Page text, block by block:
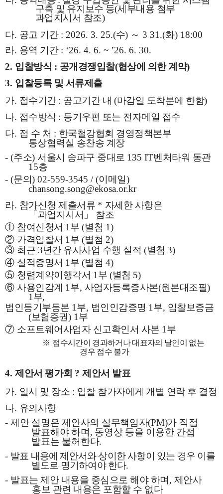
구축 및 유지보수 등(세부내용 첨부
과업지시서 참조)
다. 공고 기간 : 2026. 3. 25.(수) ～ 3 31.(화) 18:00
라. 용역 기간 : ‘26. 4. 6. ~ ’26. 6. 30.
2. 입찰방식 : 공개경쟁입찰(협상에 의한 계약)
3. 입찰등록 및 서류제출
가. 접수기간 : 공고기간 내 (마감일 도착분에 한함)
나. 접수방식 : 등기우편 또는 전자메일 접수
다. 접 수 처 : 한국철강협회 경영정책본부
통상협력실 송찬송 계장
- (주소) 서울시 송파구 중대로 135 IT벤처타워 동관
15층
- (문의) 02-559-3545 / (이메일)
chansong.song@ekosa.or.kr
라. 참가신청 제출서류 * 자세한 사항은
「 과업지시서 」 참조
① 참여신청서 1 부 (별첨 1)
② 가격입찰서 1 부 (별첨 2)
③ 최근 3년간 유사사업 수행 실적 (별첨 3)
④ 실적증명서 1 부 (별첨 4)
⑤ 청렴계약이행각서 1 부 (별첨 5)
⑥ 사용인감계 1 부, 사업자등록증사본(원본대조필)
1 부,
법인등기부등본 1 부, 법인인감증명 1 부, 입찰보증금
(보험증권) 1 부
⑦ 소프트웨어사업자 신고확인서 사본 1 부
※ 접수시간이 경과하거나 대표자의 날인이 없는
경우 접수 불가
4. 제안서 평가회 ? 제안서 발표
가. 일시 및 장소 : 입찰 참가자에게 개별 연락 후 결정
나. 유의사항
- 제안 설명은 제안사의 실무책임자(PM)가 직접
발표해야 하며 , 동영상 등을 이용한 간접
발표는 불허한다.
- 발표 내용에 제안서와 상이한 사항이 있는 경우 이를
별도로 명기하여야 한다.
- 발표는 제안 내용을 중심으로 해야 하며 , 제안사
홍보 관련 내용은 포함할 수 없다